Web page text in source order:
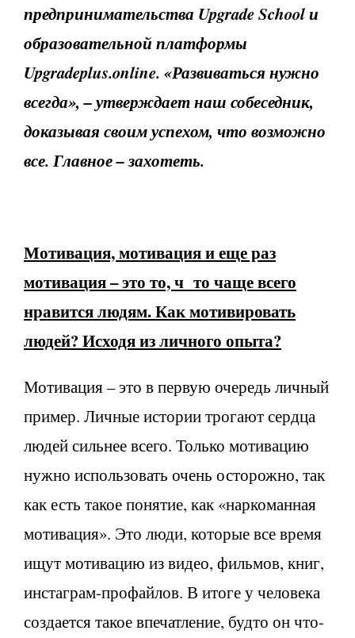
предпринимательства Upgrade School и
образовательной платформы
Upgradeplus.online. «Развиваться нужно
всегда», – утверждает наш собеседник,
доказывая своим успехом, что возможно
все. Главное – захотеть.
Мотивация, мотивация и еще раз
мотивация – это то, ч то чаще всего
нравится людям. Как мотивировать
людей? Исходя из личного опыта?
Мотивация – это в первую очередь личный
пример. Личные истории трогают сердца
людей сильнее всего. Только мотивацию
нужно использовать очень осторожно, так
как есть такое понятие, как «наркоманная
мотивация». Это люди, которые все время
ищут мотивацию из видео, фильмов, книг,
инстаграм-профайлов. В итоге у человека
создается такое впечатление, будто он что-